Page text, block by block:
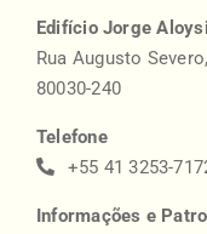
Edifício Jorge
Rua Augusto
80030-240
Telefone
+55 41 3253-
Informações e